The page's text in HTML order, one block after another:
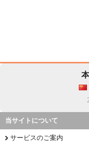
当サイトについて
サービスのご案内